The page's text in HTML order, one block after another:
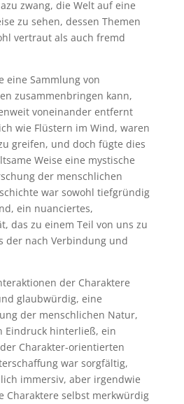
zwang, die Welt auf eine
zu sehen, dessen Themen
vertraut als auch fremd
eine Sammlung von
zusammenbringen kann,
voneinander entfernt
wie Flüstern im Wind, waren
greifen, und doch fügte dies
Weise eine mystische
der menschlichen
war sowohl tiefgründig
ein nuanciertes,
das zu einem Teil von uns zu
der nach Verbindung und
der Charaktere
glaubwürdig, eine
der menschlichen Natur,
Eindruck hinterließ, ein
Charakter-orientierten
war sorgfältig,
immersiv, aber irgendwie
Charaktere selbst merkwürdig